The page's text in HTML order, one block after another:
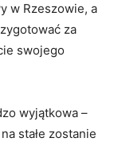
w Rzeszowie, a
za
swojego
wyjątkowa –
stałe zostanie